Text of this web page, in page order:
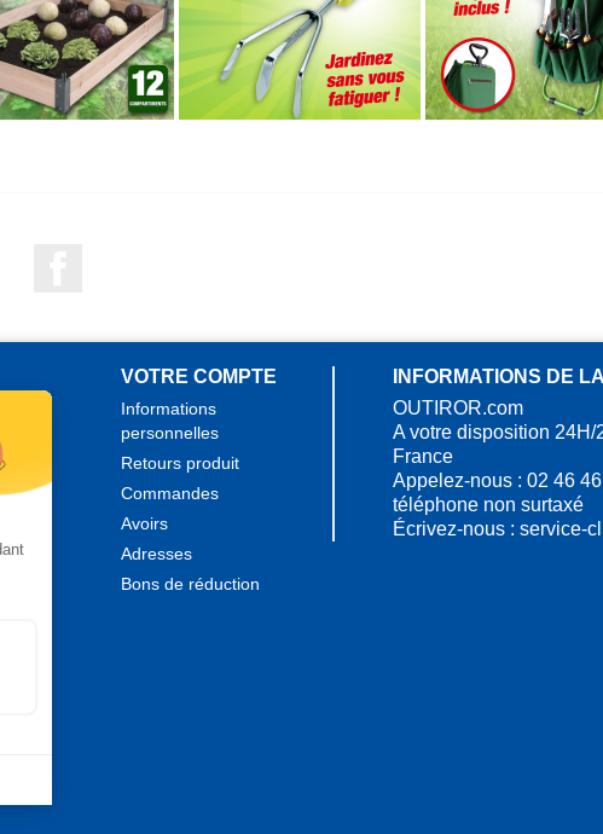
VOTRE COMPTE
Informations
personnelles
Retours produit
Commandes
Avoirs
Adresses
Bons de réduction
INFORMATIONS DE
OUTIROR.com
A votre disposition 24H/
France
Appelez-nous : 02 46
téléphone non surtaxé
Écrivez-nous : service-